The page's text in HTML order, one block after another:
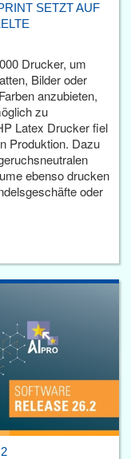
SETZT AUF
Drucker, um
Bilder oder
anzubieten,
zu
Latex Drucker fiel
Produktion. Dazu
ebenso drucken
oder